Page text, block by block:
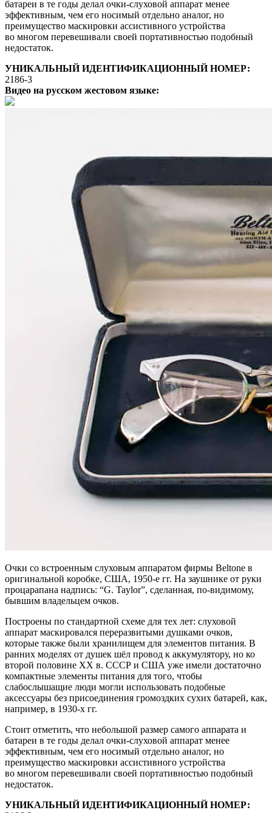
батареи в те годы делал очки-слуховой аппарат менее
эффективным, чем его носимый отдельно аналог, но
преимущество маскировки ассистивного устройства
во многом перевешивали своей портативностью подобный
недостаток.
УНИКАЛЬНЫЙ ИДЕНТИФИКАЦИОННЫЙ НОМЕР:
2186-3
Видео на русском жестовом языке:
Очки со встроенным слуховым аппаратом фирмы Beltone в
оригинальной коробке, США, 1950-е гг. На заушнике от руки
процарапана надпись: “G. Taylor”, сделанная, по-видимому,
бывшим владельцем очков.
Построены по стандартной схеме для тех лет: слуховой
аппарат маскировался переразвитыми душками очков,
которые также были хранилищем для элементов питания. В
ранних моделях от душек шёл провод к аккумулятору, но ко
второй половине XX в. СССР и США уже имели достаточно
компактные элементы питания для того, чтобы
слабослышащие люди могли использовать подобные
аксессуары без присоединения громоздких сухих батарей, как,
например, в 1930-х гг.
Стоит отметить, что небольшой размер самого аппарата и
батареи в те годы делал очки-слуховой аппарат менее
эффективным, чем его носимый отдельно аналог, но
преимущество маскировки ассистивного устройства
во многом перевешивали своей портативностью подобный
недостаток.
УНИКАЛЬНЫЙ ИДЕНТИФИКАЦИОННЫЙ НОМЕР: